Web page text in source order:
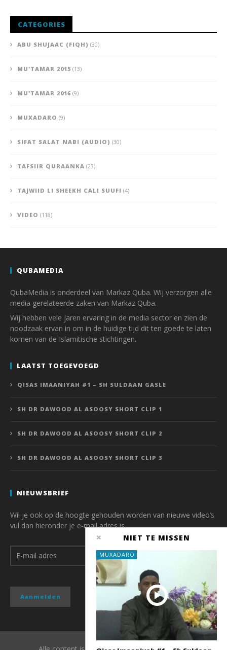
CATEGORIES
ABU SHUJAAC (FIQH) (30)
MU'TAMAR 2015 (13)
MU'TAMAR 2016 (9)
MUXADARO (9)
SIFAT SALAT NABI (AUDIO) (30)
TAFSIIR QURAANKA (23)
TAJWIID LI SHEEKH CALI SUUFI (4)
VIDEO (118)
QUBAMEDIA
QubaMedia is onderdeel van Markaz Quba. Wij verzorgen alle
media gerelateerde zaken van Markaz Quba.
Wij hebben vele jaren ervaring in de media sector en zien de
noodzaak ervan in om in de huidige tijd dit ten goede te laten
komen van de Islamitische stichtingen.
LAATST TOEGEVOEGD
QISAS IMAANIYAH #1 – SH SULDAAN GASLE
SH DR DAWOOD AL ASOOSY SHORT CLIP 1
SH DR DAWOOD AL ASOOSY SHORT CLIP 2
SH DR DAWOOD AL ASOOSY SHORT CLIP 3
NIEUWSBRIEF
Wil je ook op de hoogte gehouden worden van nieuwe video’s
vul dan hieronder je e-mail adres is.
NIET TE MISSEN
MUXADARO